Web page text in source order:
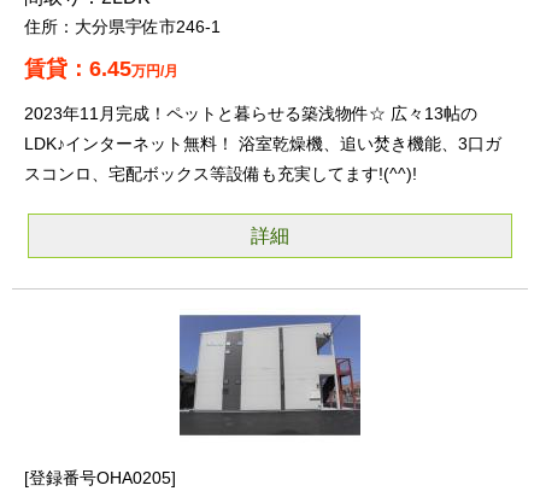
大分県宇佐市246-1
6.45万円/月
2023年11月完成！ペットと暮らせる築浅物件☆ 広々13帖の
LDK♪インターネット無料！ 浴室乾燥機、追い焚き機能、3口ガ
スコンロ、宅配ボックス等設備も充実してます!(^^)!
詳細
登録番号OHA0205